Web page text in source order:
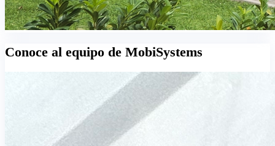
Conoce al equipo de MobiSystems